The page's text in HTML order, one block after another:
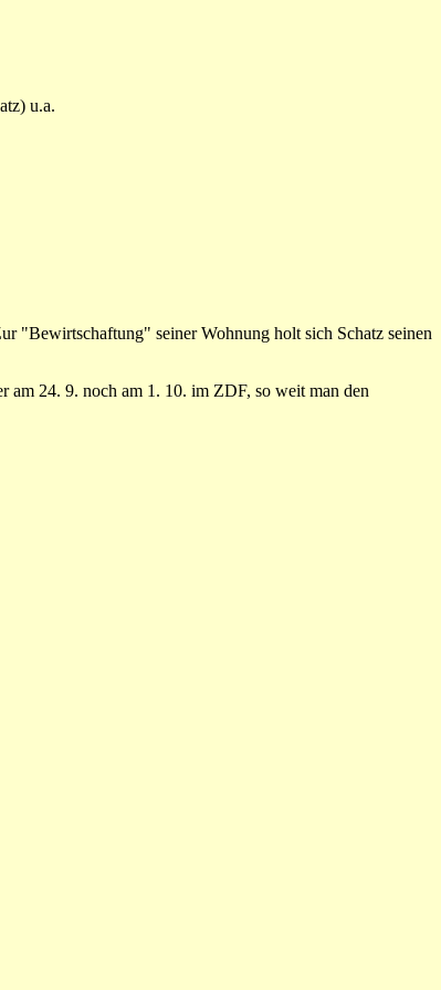
u.a.
"Bewirtschaftung" seiner Wohnung holt sich Schatz seinen
am 24. 9. noch am 1. 10. im ZDF, so weit man den